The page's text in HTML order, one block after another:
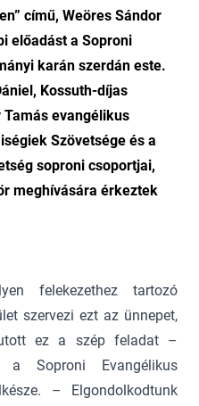
című, Weöres Sándor
előadást a Soproni
karán szerdán este.
Kossuth-díjas
Tamás evangélikus
Szövetsége és a
soproni csoportjai,
meghívására érkeztek
felekezethez tartozó
szervezi ezt az ünnepet,
ez a szép feladat –
a Soproni Evangélikus
– Elgondolkodtunk